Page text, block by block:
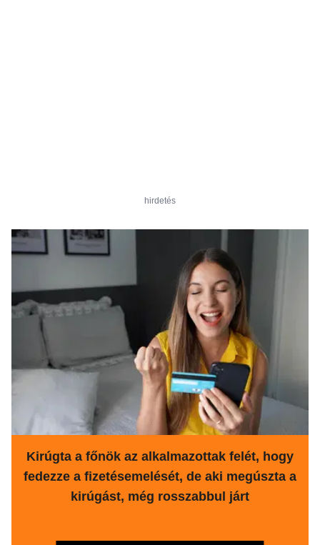
hirdetés
Kirúgta a főnök az alkalmazottak felét, hogy
fedezze a fizetésemelését, de aki megúszta a
kirúgást, még rosszabbul járt